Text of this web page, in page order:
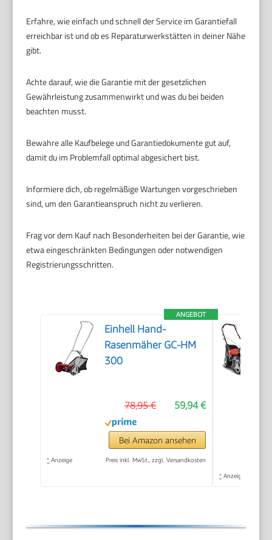
Erfahre, wie einfach und schnell der Service im Garantiefall
erreichbar ist und ob es Reparaturwerkstätten in deiner Nähe
gibt.
Achte darauf, wie die Garantie mit der gesetzlichen
Gewährleistung zusammenwirkt und was du bei beiden
beachten musst.
Bewahre alle Kaufbelege und Garantiedokumente gut auf,
damit du im Problemfall optimal abgesichert bist.
Informiere dich, ob regelmäßige Wartungen vorgeschrieben
sind, um den Garantieanspruch nicht zu verlieren.
Frag vor dem Kauf nach Besonderheiten bei der Garantie, wie
etwa eingeschränkten Bedingungen oder notwendigen
Registrierungsschritten.
ANGEBOT
Einhell Hand-
Rasenmäher GC-HM
300
59,94 €
78,95 €
Bei Amazon ansehen
* Anzeige Preis inkl. MwSt., zzgl. Versandkosten
* Anzeige